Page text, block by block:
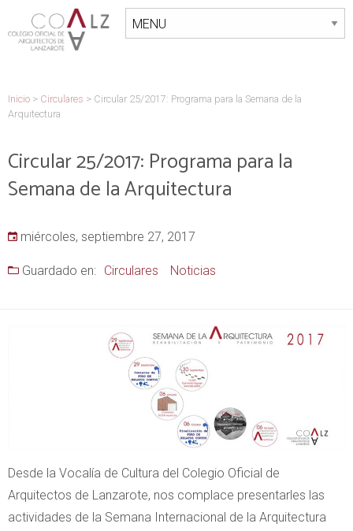
Inicio > Circulares > Circular 25/2017: Programa para la Semana de la
Arquitectura
Circular 25/2017: Programa para la
Semana de la Arquitectura
miércoles, septiembre 27, 2017
Guardado en: Circulares Noticias
Desde la Vocalía de Cultura del Colegio Oficial de
Arquitectos de Lanzarote, nos complace presentarles las
actividades de la Semana Internacional de la Arquitectura